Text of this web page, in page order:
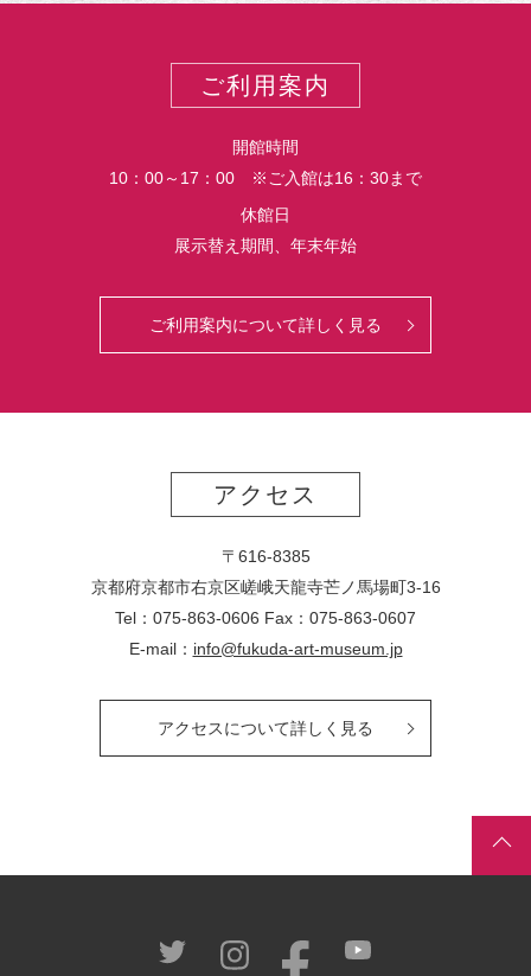
ご利用案内
開館時間
10：00～17：00 ※ご入館は16：30まで
休館日
展示替え期間、年末年始
ご利用案内について詳しく見る
アクセス
〒616-8385
京都府京都市右京区嵯峨天龍寺芒ノ馬場町3-16
Tel：075-863-0606 Fax：075-863-0607
E-mail： info@fukuda-art-museum.jp
アクセスについて詳しく見る